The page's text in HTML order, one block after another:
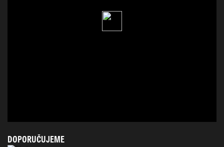
DOPORUČUJEME